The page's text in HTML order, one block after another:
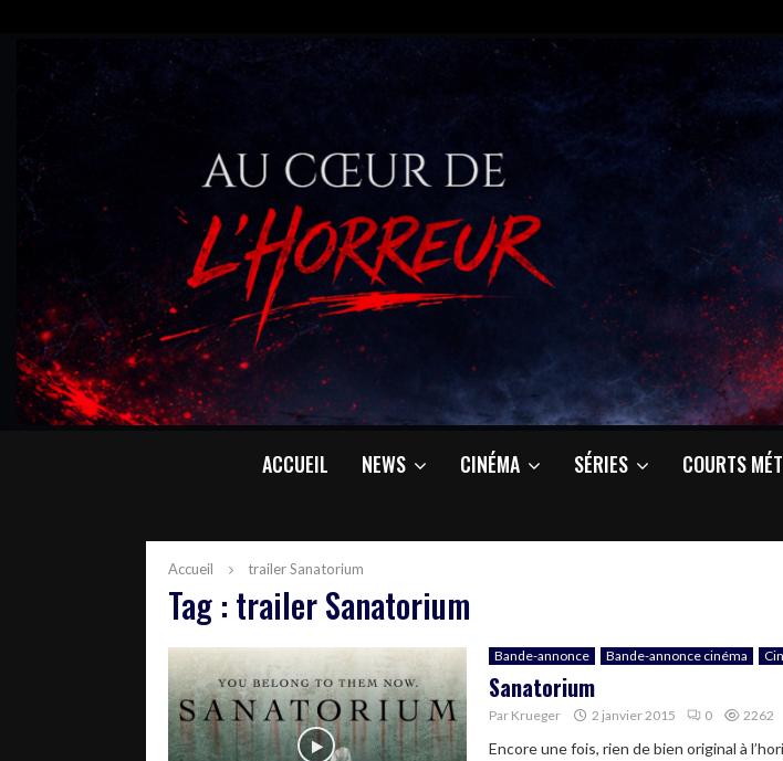
ACCUEIL NEWS CINÉMA SÉRIES COURTS
Accueil trailer Sanatorium
Tag : trailer Sanatorium
Bande-annonce Bande-annonce cinéma
Sanatorium
Par Krueger 2 janvier 2015 0 2262
Encore une fois, rien de bien original à